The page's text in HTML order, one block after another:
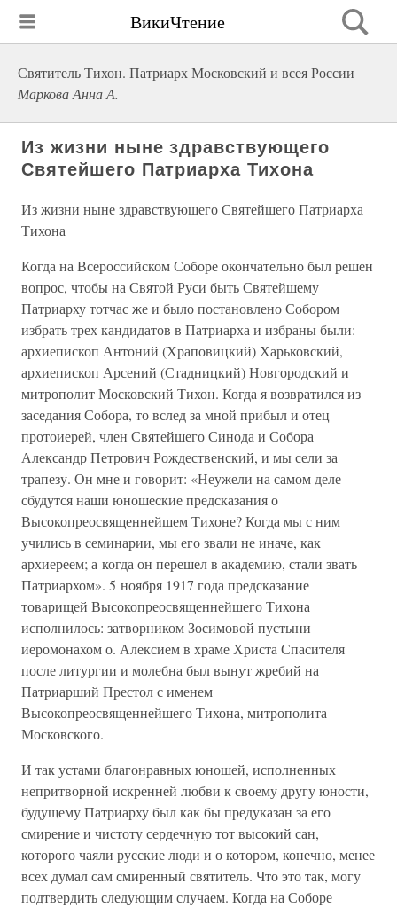
ВикиЧтение
Святитель Тихон. Патриарх Московский и всея России
Маркова Анна А.
Из жизни ныне здравствующего
Святейшего Патриарха Тихона
Из жизни ныне здравствующего Святейшего Патриарха
Тихона
Когда на Всероссийском Соборе окончательно был решен
вопрос, чтобы на Святой Руси быть Святейшему
Патриарху тотчас же и было постановлено Собором
избрать трех кандидатов в Патриарха и избраны были:
архиепископ Антоний (Храповицкий) Харьковский,
архиепископ Арсений (Стадницкий) Новгородский и
митрополит Московский Тихон. Когда я возвратился из
заседания Собора, то вслед за мной прибыл и отец
протоиерей, член Святейшего Синода и Собора
Александр Петрович Рождественский, и мы сели за
трапезу. Он мне и говорит: «Неужели на самом деле
сбудутся наши юношеские предсказания о
Высокопреосвященнейшем Тихоне? Когда мы с ним
учились в семинарии, мы его звали не иначе, как
архиереем; а когда он перешел в академию, стали звать
Патриархом». 5 ноября 1917 года предсказание
товарищей Высокопреосвященнейшего Тихона
исполнилось: затворником Зосимовой пустыни
иеромонахом о. Алексием в храме Христа Спасителя
после литургии и молебна был вынут жребий на
Патриарший Престол с именем
Высокопреосвященнейшего Тихона, митрополита
Московского.
И так устами благонравных юношей, исполненных
непритворной искренней любви к своему другу юности,
будущему Патриарху был как бы предуказан за его
смирение и чистоту сердечную тот высокий сан,
которого чаяли русские люди и о котором, конечно, менее
всех думал сам смиренный святитель. Что это так, могу
подтвердить следующим случаем. Когда на Соборе